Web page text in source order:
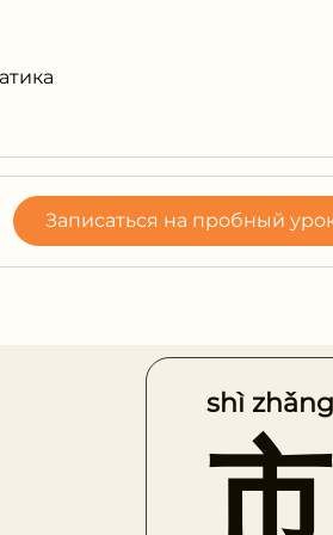
市